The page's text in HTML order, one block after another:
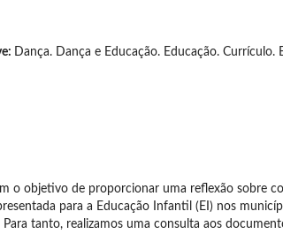
Dança. Dança e Educação. Educação. Currículo.
o objetivo de proporcionar uma reflexão sobre
para a Educação Infantil (EI) nos
Para tanto, realizamos uma consulta aos